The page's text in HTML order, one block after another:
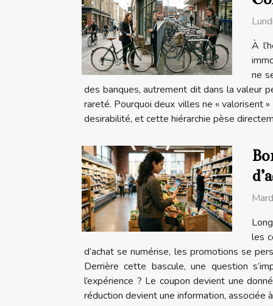
À
ne
des banques, autrement dit dans la valeur
rareté. Pourquoi deux villes ne « valorisent
desirabilité, et cette hiérarchie pèse
les
d’achat se numérise, les promotions se
Derrière cette bascule, une question
l’expérience ? Le coupon devient une
réduction devient une information, associée